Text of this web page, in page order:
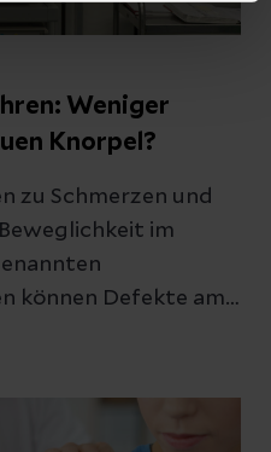
Weniger
Knorpel?
zu Schmerzen und
im
können Defekte am
Erfahren Sie, was